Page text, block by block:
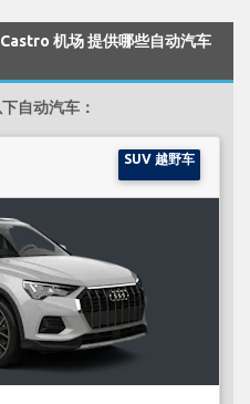
机场 提供哪些自动汽车
自动汽车：
SUV 越野车